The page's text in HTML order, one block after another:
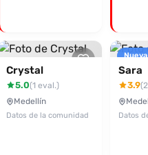
Crystal
5.0(1 eval.)
Medellín
Datos de la comunidad
Sara
3.9
Datos